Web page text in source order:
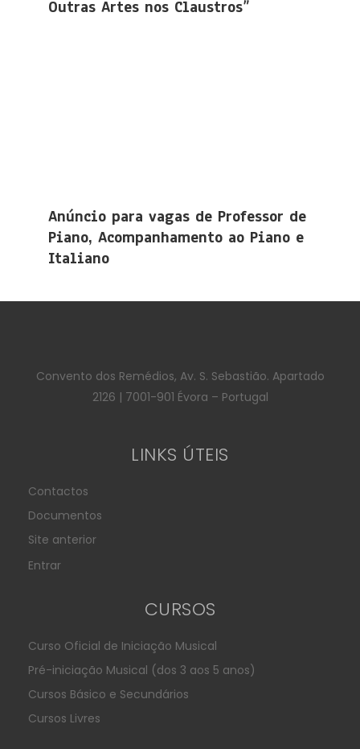
Outras Artes nos Claustros”
Anúncio para vagas de Professor de
Piano, Acompanhamento ao Piano e
Italiano
Convento dos Remédios, Av. S. Sebastião. Apartado
2126 | 7001-901 Évora – Portugal
LINKS ÚTEIS
Contactos
Documentos
Site anterior
Entrar
CURSOS
Curso Oficial de Iniciação Musical
Pré-iniciação Musical (dos 3 aos 5 anos)
Cursos Básico e Secundários
Cursos Livres